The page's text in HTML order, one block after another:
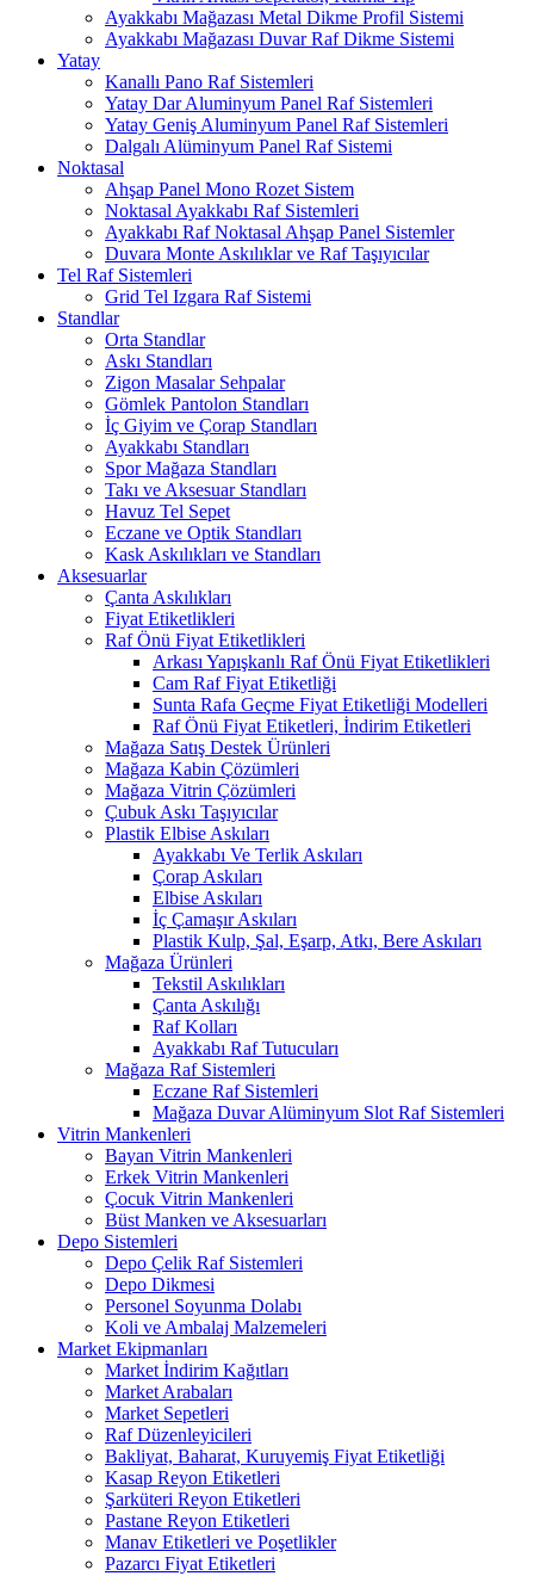
Ayakkabı Mağazası Metal Dikme Profil Sistemi
Ayakkabı Mağazası Duvar Raf Dikme Sistemi
Yatay
Kanallı Pano Raf Sistemleri
Yatay Dar Aluminyum Panel Raf Sistemleri
Yatay Geniş Aluminyum Panel Raf Sistemleri
Dalgalı Alüminyum Panel Raf Sistemi
Noktasal
Ahşap Panel Mono Rozet Sistem
Noktasal Ayakkabı Raf Sistemleri
Ayakkabı Raf Noktasal Ahşap Panel Sistemler
Duvara Monte Askılıklar ve Raf Taşıyıcılar
Tel Raf Sistemleri
Grid Tel Izgara Raf Sistemi
Standlar
Orta Standlar
Askı Standları
Zigon Masalar Sehpalar
Gömlek Pantolon Standları
İç Giyim ve Çorap Standları
Ayakkabı Standları
Spor Mağaza Standları
Takı ve Aksesuar Standları
Havuz Tel Sepet
Eczane ve Optik Standları
Kask Askılıkları ve Standları
Aksesuarlar
Çanta Askılıkları
Fiyat Etiketlikleri
Raf Önü Fiyat Etiketlikleri
Arkası Yapışkanlı Raf Önü Fiyat Etiketlikleri
Cam Raf Fiyat Etiketliği
Sunta Rafa Geçme Fiyat Etiketliği Modelleri
Raf Önü Fiyat Etiketleri, İndirim Etiketleri
Mağaza Satış Destek Ürünleri
Mağaza Kabin Çözümleri
Mağaza Vitrin Çözümleri
Çubuk Askı Taşıyıcılar
Plastik Elbise Askıları
Ayakkabı Ve Terlik Askıları
Çorap Askıları
Elbise Askıları
İç Çamaşır Askıları
Plastik Kulp, Şal, Eşarp, Atkı, Bere Askıları
Mağaza Ürünleri
Tekstil Askılıkları
Çanta Askılığı
Raf Kolları
Ayakkabı Raf Tutucuları
Mağaza Raf Sistemleri
Eczane Raf Sistemleri
Mağaza Duvar Alüminyum Slot Raf Sistemleri
Vitrin Mankenleri
Bayan Vitrin Mankenleri
Erkek Vitrin Mankenleri
Çocuk Vitrin Mankenleri
Büst Manken ve Aksesuarları
Depo Sistemleri
Depo Çelik Raf Sistemleri
Depo Dikmesi
Personel Soyunma Dolabı
Koli ve Ambalaj Malzemeleri
Market Ekipmanları
Market İndirim Kağıtları
Market Arabaları
Market Sepetleri
Raf Düzenleyicileri
Bakliyat, Baharat, Kuruyemiş Fiyat Etiketliği
Kasap Reyon Etiketleri
Şarküteri Reyon Etiketleri
Pastane Reyon Etiketleri
Manav Etiketleri ve Poşetlikler
Pazarcı Fiyat Etiketleri